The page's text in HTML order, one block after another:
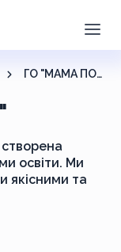
ГО "МАМА ПОРУЧ"
освіти. Ми
якісними та